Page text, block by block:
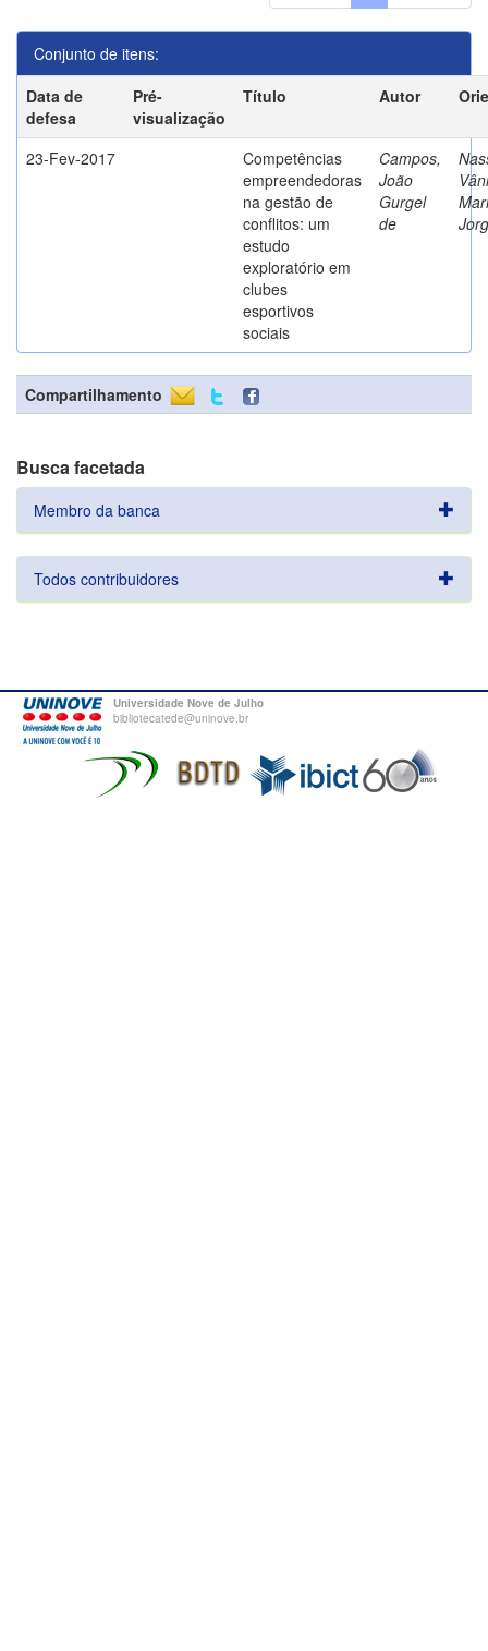
Conjunto de itens:
Data de
defesa
Pré-
visualização
Título Autor
23-Fev-2017
Competências
empreendedoras
na gestão de
conflitos: um
estudo
exploratório em
clubes
esportivos
sociais
Campos,
João
Gurgel
de
Compartilhamento
Busca facetada
Membro da banca
Todos contribuidores
Universidade Nove de Julho
bibliotecatede@uninove.br